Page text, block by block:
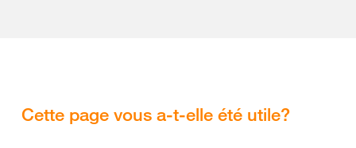
Cette page vous a-t-elle été utile?